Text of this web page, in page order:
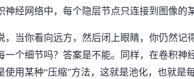
神经网络中，每个隐层节点只连接到图像的
，当你看向远方，然后闭上眼睛，你仍然记
一个细节吗？答案是不能。同样，在卷积神
使用某种“压缩”方法，这就是池化，也就是